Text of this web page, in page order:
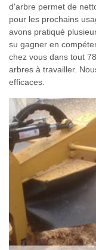
d'arbre permet de
pour les prochains
avons pratiqué
su gagner en
chez vous dans tout
arbres à travailler.
efficaces.